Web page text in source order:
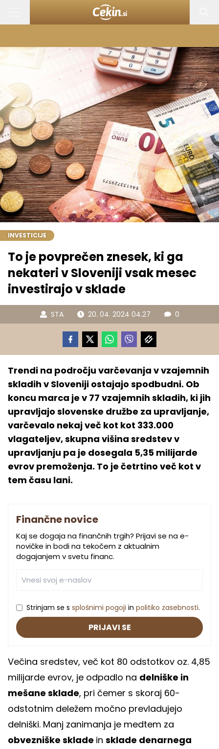
INVESTICIJE
To je povprečen znesek, ki ga
nekateri v Sloveniji vsak mesec
investirajo v sklade
STA 20. 04. 2024 04.27 0
Trendi na področju varčevanja v vzajemnih
skladih v Sloveniji ostajajo spodbudni. Ob
koncu marca je v 77 vzajemnih skladih, ki jih
upravljajo slovenske družbe za upravljanje,
varčevalo nekaj več kot kot 333.000
vlagateljev, skupna višina sredstev v
upravljanju pa je dosegala 5,35 milijarde
evrov premoženja. To je četrtino več kot v
tem času lani.
Finančne novice
Kaj se dogaja na finančnih trgih? Prijavi se na e-
novičke in bodi na tekočem z aktualnim
dogajanjem v svetu financ.
Strinjam se s splošnimi pogoji in politiko zasebnosti.
PRIJAVI SE
Večina sredstev, več kot 80 odstotkov oz. 4,85
milijarde evrov, je odpadlo na delniške in
mešane sklade, pri čemer s skoraj 60-
odstotnim deležem močno prevladujejo
delniški. Manj zanimanja je medtem za
obvezniške sklade in sklade denarnega